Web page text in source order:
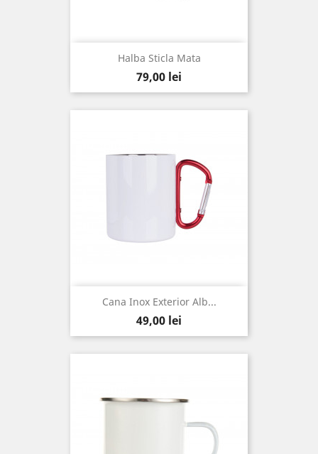
Halba Sticla Mata
Pret
79,00 lei
Cana Inox Exterior Alb...
Pret
49,00 lei